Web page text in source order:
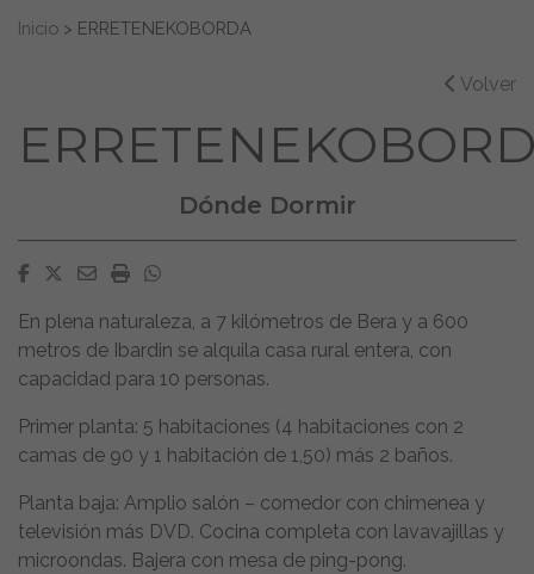
Buscar:
Inicio > ERRETENEKOBORDA
Volver
Dónde Dormir
Facebook
Twitter
EmailImprimirWhatsapp
En plena naturaleza, a 7 kilómetros de Bera y a 600
metros de Ibardin se alquila casa rural entera, con
capacidad para 10 personas.
Primer planta: 5 habitaciones (4 habitaciones con 2
camas de 90 y 1 habitación de 1,50) más 2 baños.
Planta baja: Amplio salón – comedor con chimenea y
televisión más DVD. Cocina completa con lavavajillas y
microondas. Bajera con mesa de ping-pong.